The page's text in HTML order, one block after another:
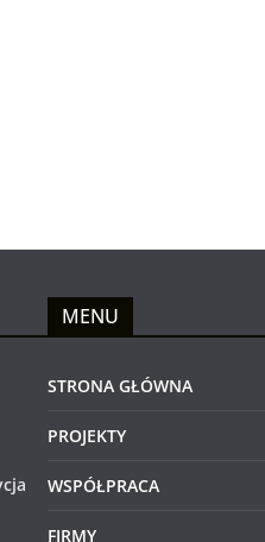
MENU
STRONA GŁÓWNA
PROJEKTY
WSPÓŁPRACA
FIRMY